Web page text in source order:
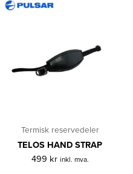
Termisk reservedeler
TELOS HAND STRAP
499 kr inkl. mva.